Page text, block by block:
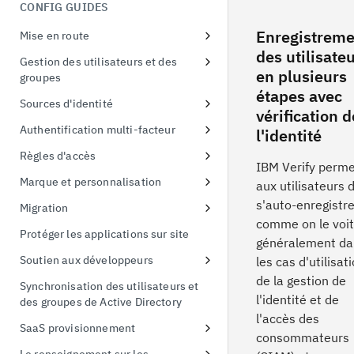
menaces liées à l'identité
Démonstration de la preuve de
CONFIG GUIDES
Mise en route
S'inscrire à un essai gratuit
Premier accès à l'instance d'essai
Connecter un exemple
d'application
Connexion à Active Directory
Gestion des utilisateurs et des
groupes
Configurer les politiques de mot
Sources d'identité
Utiliser les fournisseurs sociaux
Liaison d'identité
Connexion à Active Directory
Authentification multi-facteur
Inscription en ligne à l'AMF
Protéger Linux OS avec MFA
Activer l'AMF pour les
applications
Règles d'accès
Appliquer des politiques d'accès
à l'interface utilisateur
Politique d'accès par défaut
Marque et personnalisation
Gestion des thèmes
Remplacement de la feuille de
style
Gestion des modèles
Marquage des pages en ligne de
l'AMF
Authentification simplifiée par
Migration
Migration des utilisateurs
Importation CSV
Protéger les applications sur site
Soutien aux développeurs
Ajouter un portail pour les
développeurs
Créer un client API
Créer une partie utilisatrice FIDO
Synchronisation des utilisateurs et
des groupes de Active Directory
SaaS provisionnement
Salesforce provisionnement
des
en plusieurs
étapes avec
vérification
l'identité
IBM Verify
aux utilisateurs
s'auto-
comme on le voit
généralement
les cas
de la gestion de
l'identité et de
l'accès des
consommateurs